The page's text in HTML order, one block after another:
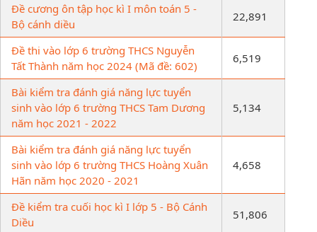
Đề cương ôn tập học kì I môn toán 5 -
Bộ cánh diều
22,891
Đề thi vào lớp 6 trường THCS Nguyễn
Tất Thành năm học 2024 (Mã đề: 602)
6,519
Bài kiểm tra đánh giá năng lực tuyển
sinh vào lớp 6 trường THCS Tam Dương
năm học 2021 - 2022
5,134
Bài kiểm tra đánh giá năng lực tuyển
sinh vào lớp 6 trường THCS Hoàng Xuân
Hãn năm học 2020 - 2021
4,658
Đề kiểm tra cuối học kì I lớp 5 - Bộ Cánh
Diều
51,806